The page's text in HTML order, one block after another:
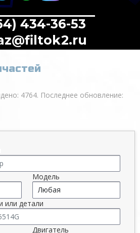
434-36-53
4764. Последнее обновление:
Модель
или детали
Двигатель